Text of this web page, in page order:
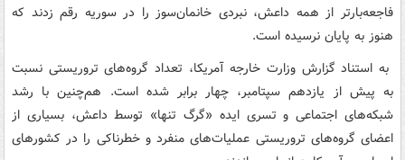
فاجعه‌بارتر از همه داعش، نبردی خانمان‌سوز را در سوریه رقم زدند که
هنوز به پایان نرسیده است.
به استناد گزارش وزارت خارجه آمریکا، تعداد گروه‌های تروریستی نسبت
به پیش از یازدهم سپتامبر، چهار برابر شده است. هم‌چنین با رشد
شبکه‌های اجتماعی و تسری ایده «گرگ تنها» توسط داعش، بسیاری از
اعضای گروه‌های تروریستی عملیات‌های منفرد و خطرناکی را در کشورهای